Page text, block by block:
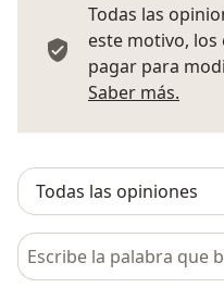
Todas las
este motivo, los
pagar para
Saber más.
Busca en opiniones